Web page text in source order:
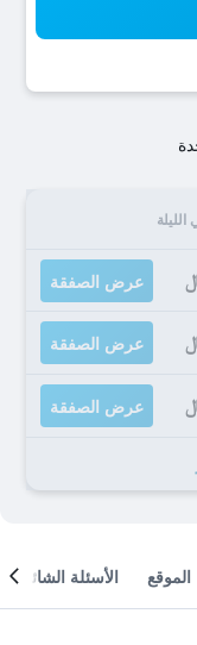
عرض الصفقة
عرض الصفقة
عرض الصفقة
الموقع الأسئلة الشائعة